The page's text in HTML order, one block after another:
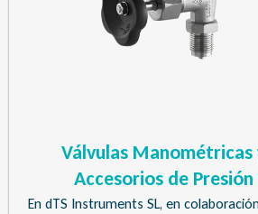
Válvulas Manométricas
Accesorios de Presión
En dTS Instruments SL, en